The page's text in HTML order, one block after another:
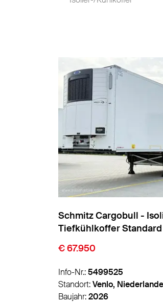
Schmitz Cargobull -
Tiefkühlkoffer Standard
€ 67.950
Info-Nr.:5499525
Standort:Venlo, Niederlande
Baujahr:2026